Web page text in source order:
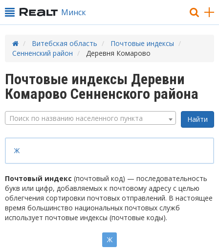
Минск
Витебская область
Почтовые индексы
Сенненский район
Деревня Комарово
Почтовые индексы Деревни
Комарово Сенненского района
Поиск по названию населенного пункта
Ж
Почтовый индекс (почтовый код) — последовательность
букв или цифр, добавляемых к почтовому адресу с целью
облегчения сортировки почтовых отправлений. В настоящее
время большинство национальных почтовых служб
использует почтовые индексы (почтовые коды).
Ж